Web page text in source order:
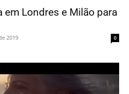
em Londres e Milão para
2019 0